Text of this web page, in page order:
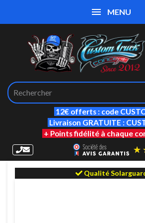
12€ offerts : code
Livraison GRATUITE :
+ Points fidélité à chaque
MENU
Qualité